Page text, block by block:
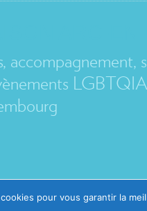
accompagnement,
pour vous garantir la